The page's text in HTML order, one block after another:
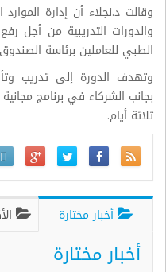
وقالت د.نجلاء أن إدارة
والدورات التدريبية من أجل
الطبي للعاملين برئاسة
وتهدف الدورة إلى تدريب
بجانب الشركاء في برنامج
ثلاثة أيام.
أخبار مختارة
أخبار مختارة